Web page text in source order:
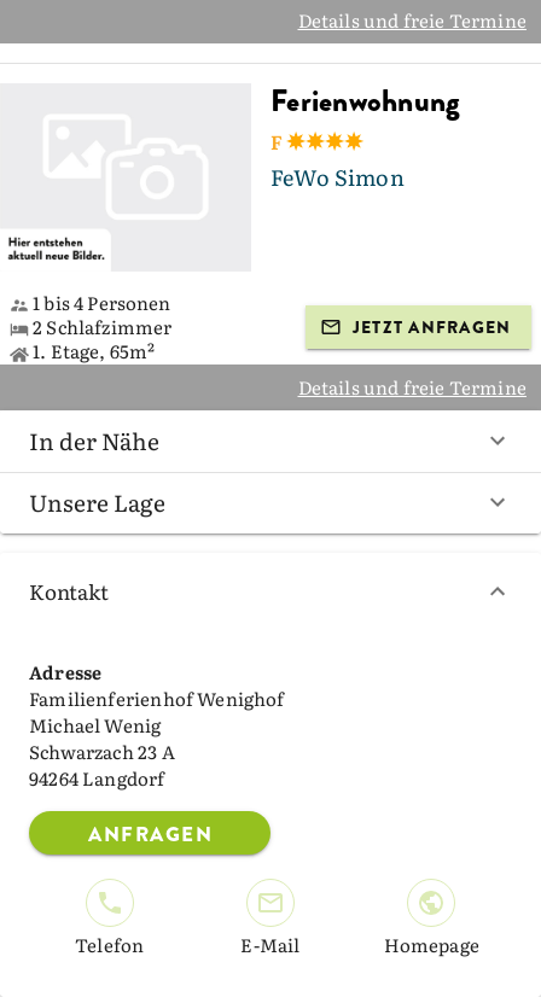
Details und freie Termine
Ferienwohnung
F
FeWo Simon
1 bis 4 Personen
2 Schlafzimmer
1. Etage, 65m²
JETZT ANFRAGEN
Details und freie Termine
In der Nähe
Unsere Lage
Kontakt
Adresse
Familienferienhof Wenighof
Michael Wenig
Schwarzach 23 A
94264 Langdorf
ANFRAGEN
Telefon E-Mail Homepage